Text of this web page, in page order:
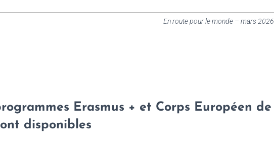
En route pour le monde – mars 2026
Erasmus + et Corps Européen de
disponibles